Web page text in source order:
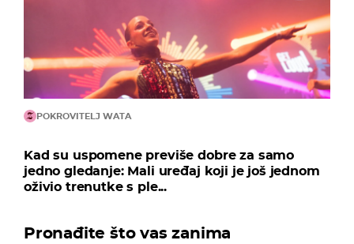
POKROVITELJ WATA
Kad su uspomene previše dobre za samo
jedno gledanje: Mali uređaj koji je još jednom
oživio trenutke s ple...
Pronađite što vas zanima